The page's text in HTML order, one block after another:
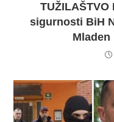
sigurnosti BiH